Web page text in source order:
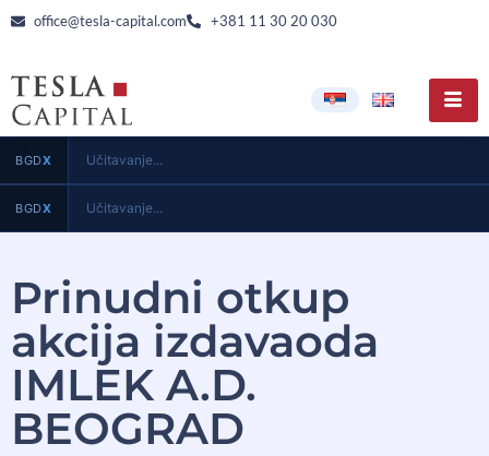
office@tesla-capital.com +381 11 30 20 030
BGDX Učitavanje...
BGDX Učitavanje...
Prinudni otkup
akcija izdavaoda
IMLEK A.D.
BEOGRAD